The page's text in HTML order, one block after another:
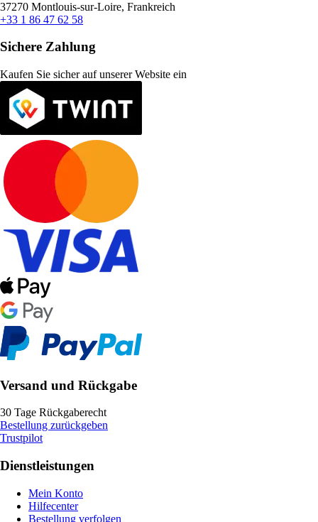
37270 Montlouis-sur-Loire, Frankreich
+33 1 86 47 62 58
Sichere Zahlung
Kaufen Sie sicher auf unserer Website ein
Versand und Rückgabe
30 Tage Rückgaberecht
Bestellung zurückgeben
Trustpilot
Dienstleistungen
Mein Konto
Hilfecenter
Bestellung verfolgen